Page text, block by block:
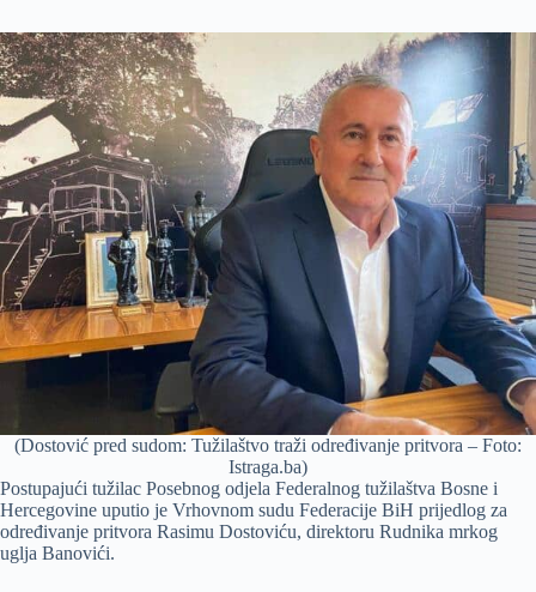
(Dostović pred sudom: Tužilaštvo traži određivanje pritvora – Foto:
Istraga.ba)
Postupajući tužilac Posebnog odjela Federalnog tužilaštva Bosne i
Hercegovine uputio je Vrhovnom sudu Federacije BiH prijedlog za
određivanje pritvora Rasimu Dostoviću, direktoru Rudnika mrkog
uglja Banovići.